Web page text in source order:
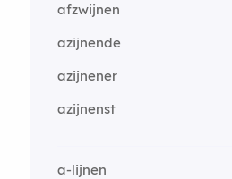
afzwijnen
azijnende
azijnener
azijnenst
a-lijnen